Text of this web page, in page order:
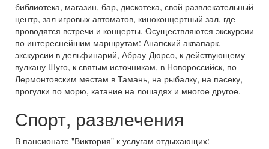
библиотека, магазин, бар, дискотека, свой развлекательный
центр, зал игровых автоматов, киноконцертный зал, где
проводятся встречи и концерты. Осуществляются экскурсии
по интереснейшим маршрутам: Анапский аквапарк,
экскурсии в дельфинарий, Абрау-Дюрсо, к действующему
вулкану Шуго, к святым источникам, в Новороссийск, по
Лермонтовским местам в Тамань, на рыбалку, на пасеку,
прогулки по морю, катание на лошадях и многое другое.
Спорт, развлечения
В пансионате "Виктория" к услугам отдыхающих: